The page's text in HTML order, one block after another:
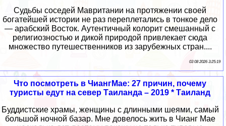
Судьбы соседей Мавритании на протяжении своей
богатейшей истории не раз переплетались в тонкое дело
— арабский Восток. Аутентичный колорит смешанный с
религиозностью и дикой природой привлекает сюда
множество путешественников из зарубежных стран....
03 08 2026 3:25:19
Что посмотреть в ЧиангМае: 27 причин, почему
туристы едут на север Таиланда – 2019 * Таиланд
Буддистские храмы, женщины с длинными шеями, самый
большой ночной базар. Мне довелось жить в Чианг Мае